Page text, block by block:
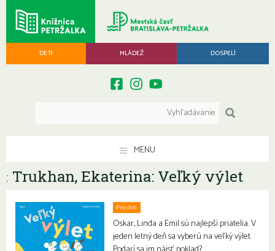
DETI MLÁDEŽ DOSPELÍ
MENU
: Trukhan, Ekaterina: Veľký výlet
Pre deti
Oskar, Linda a Emil sú najlepší priatelia. V
jeden letný deň sa vyberú na veľký výlet.